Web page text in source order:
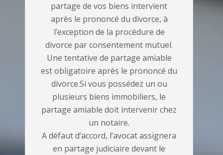
partage de vos biens intervient
après le prononcé du divorce, à
l’exception de la procédure de
divorce par consentement mutuel.
Une tentative de partage amiable
est obligatoire après le prononcé du
divorce.Si vous possédez un ou
plusieurs biens immobiliers, le
partage amiable doit intervenir chez
un notaire.
A défaut d’accord, l’avocat assignera
en partage judiciaire devant le